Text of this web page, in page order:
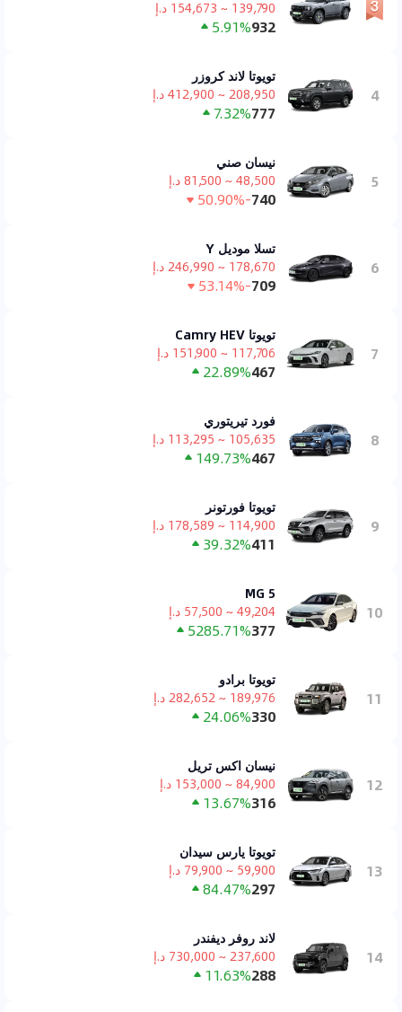
139,790 ~ 154,673 د.إ
932
5.91%
4
تويوتا لاند كروزر
208,950 ~ 412,900 د.إ
777
7.32%
5
نيسان صني
48,500 ~ 81,500 د.إ
740
-50.90%
6
تسلا موديل Y
178,670 ~ 246,990 د.إ
709
-53.14%
7
تويوتا Camry HEV
117,706 ~ 151,900 د.إ
467
22.89%
8
فورد تيريتوري
105,635 ~ 113,295 د.إ
467
149.73%
9
تويوتا فورتونر
114,900 ~ 178,589 د.إ
411
39.32%
10
MG 5
49,204 ~ 57,500 د.إ
377
5285.71%
11
تويوتا برادو
189,976 ~ 282,652 د.إ
330
24.06%
12
نيسان اكس تريل
84,900 ~ 153,000 د.إ
316
13.67%
13
تويوتا يارس سيدان
59,900 ~ 79,900 د.إ
297
84.47%
14
لاند روفر ديفندر
237,600 ~ 730,000 د.إ
288
11.63%